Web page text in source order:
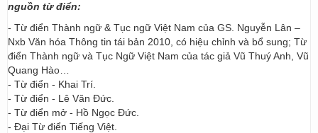
nguồn từ điển:
- Từ điển Thành ngữ & Tục ngữ Việt Nam của GS. Nguyễn Lân –
Nxb Văn hóa Thông tin tái bản 2010, có hiệu chỉnh và bổ sung; Từ
điển Thành ngữ và Tục Ngữ Việt Nam của tác giả Vũ Thuý Anh, Vũ
Quang Hào…
- Từ điển - Khai Trí.
- Từ điển - Lê Văn Đức.
- Từ điển mở - Hồ Ngọc Đức.
- Đại Từ điển Tiếng Việt.